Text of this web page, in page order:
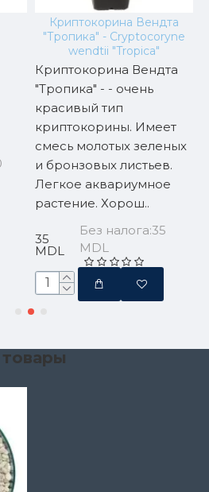
Криптокорина Вендта
"Тропика" - Cryptocoryne
wendtii "Tropica"
Криптокорина Вендта
"Тропика" - - очень
красивый тип
криптокорины. Имеет
смесь молотых зеленых
и бронзовых листьев.
Легкое аквариумное
растение. Хорош..
35
MDL
Без налога:35
MDL